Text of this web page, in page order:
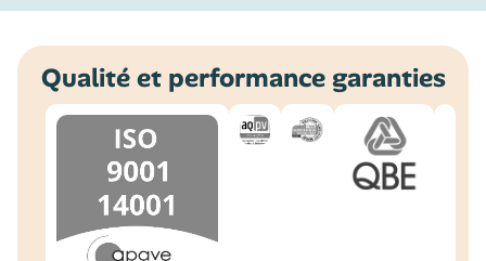
Qualité et performance garanties